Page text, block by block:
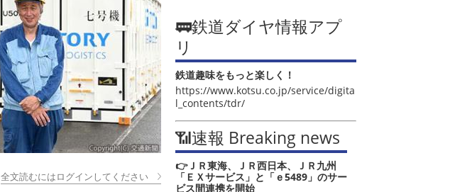
全文読むにはログインしてください
🚃鉄道ダイヤ情報アプ
リ
鉄道趣味をもっと楽しく！
https://www.kotsu.co.jp/service/digita
l_contents/tdr/
📶速報 Breaking news
👉ＪＲ東海、ＪＲ西日本、ＪＲ九州
「ＥＸサービス」と「ｅ5489」のサー
ビス間連携を開始